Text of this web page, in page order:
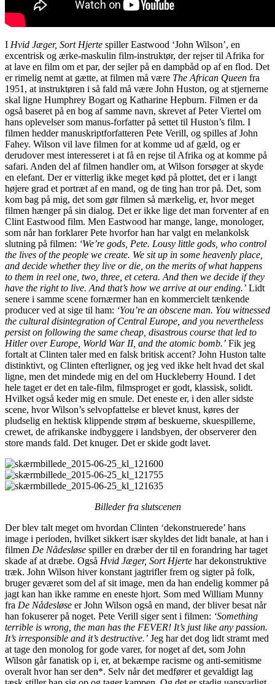
I Hvid Jæger, Sort Hjerte spiller Eastwood ‘John Wilson’, en
excentrisk og ærke-maskulin film-instruktør, der rejser til Afrika for
at lave en film om et par, der sejler på en dampbåd op af en flod. Det
er rimelig nemt at gætte, at filmen må være The African Queen fra
1951, at instruktøren i så fald må være John Huston, og at stjernerne
skal ligne Humphrey Bogart og Katharine Hepburn. Filmen er da
også baseret på en bog af samme navn, skrevet af Peter Viertel om
hans oplevelser som manus-forfatter på settet til Huston’s film. I
filmen hedder manuskriptforfatteren Pete Verill, og spilles af John
Fahey. Wilson vil lave filmen for at komme ud af gæld, og er
derudover mest interesseret i at få en rejse til Afrika og at komme på
safari. Anden del af filmen handler om, at Wilson forsøger at skyde
en elefant. Der er vitterlig ikke meget kød på plottet, det er i langt
højere grad et portræt af en mand, og de ting han tror på. Det, som
kom bag på mig, det som gør filmen så mærkelig, er, hvor meget
filmen hænger på sin dialog. Det er ikke lige det man forventer af en
Clint Eastwood film. Men Eastwood har mange, lange, monologer,
som når han forklarer Pete hvorfor han har valgt en melankolsk
slutning på filmen: ‘We’re gods, Pete. Lousy little gods, who control
the lives of the people we create. We sit up in some heavenly place,
and decide whether they live or die, on the merits of what happens
to them in reel one, two, three, et cetera. And then we decide if they
have the right to live. And that’s how we arrive at our ending.’ Lidt
senere i samme scene fornærmer han en kommercielt tænkende
producer ved at sige til ham: ‘You’re an obscene man. You witnessed
the cultural disintegration of Central Europe, and you nevertheless
persist on following the same cheap, disastrous course that led to
Hitler over Europe, World War II, and the atomic bomb.’ Fik jeg
fortalt at Clinten taler med en falsk britisk accent? John Huston talte
distinktivt, og Clinten efterligner, og jeg ved ikke helt hvad det skal
ligne, men det mindede mig en del om Huckleberry Hound. I det
hele taget er det en tale-film, filmsproget er godt, klassisk, solidt.
Hvilket også keder mig en smule. Det eneste er, i den aller sidste
scene, hvor Wilson’s selvopfattelse er blevet knust, køres der
pludselig en hektisk klippende strøm af beskuerne, skuespillerne,
crewet, de afrikanske indbyggere i landsbyen, der observerer den
store mands fald. Det knuger. Det er skide godt lavet.
Billeder fra slutscenen
Der blev talt meget om hvordan Clinten ‘dekonstruerede’ hans
image i perioden, hvilket sikkert især skyldes det lidt banale, at han i
filmen De Nådesløse spiller en dræber der til en forandring har taget
skade af at dræbe. Også Hvid Jæger, Sort Hjerte har dekonstruktive
træk. John Wilson hiver konstant jagtrifler frem og sigter på folk,
bruger geværet som del af sit image, men da han endelig kommer på
jagt kan han ikke ramme en eneste hjort. Som med William Munny
fra De Nådesløse er John Wilson også en mand, der bliver besat når
han fokuserer på noget. Pete Verill siger sent i filmen: ‘Something
terrible is wrong, the man has the FEVER! It’s just like any passion.
It’s irresponsible and it’s destructive.’ Jeg har det dog lidt stramt med
at tage den monolog for gode varer, for noget af det, som John
Wilson går fanatisk op i, er, at bekæmpe racisme og anti-semitisme
overalt hvor han ser den*. Selv når det medfører et gevaldigt lag